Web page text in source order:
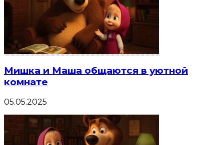
Мишка и Маша общаются в уютной
комнате
05.05.2025